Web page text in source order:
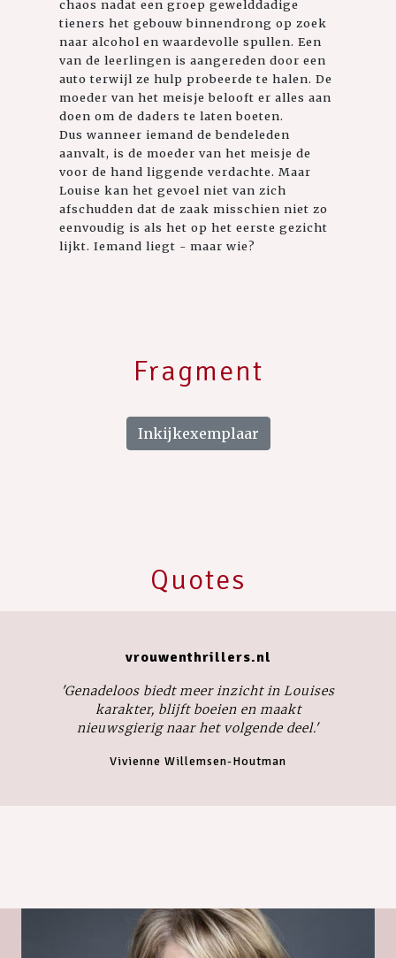
chaos nadat een groep gewelddadige
tieners het gebouw binnendrong op zoek
naar alcohol en waardevolle spullen. Een
van de leerlingen is aangereden door een
auto terwijl ze hulp probeerde te halen. De
moeder van het meisje belooft er alles aan
doen om de daders te laten boeten.
Dus wanneer iemand de bendeleden
aanvalt, is de moeder van het meisje de
voor de hand liggende verdachte. Maar
Louise kan het gevoel niet van zich
afschudden dat de zaak misschien niet zo
eenvoudig is als het op het eerste gezicht
lijkt. Iemand liegt - maar wie?
Fragment
Inkijkexemplaar
Quotes
vrouwenthrillers.nl
'Genadeloos biedt meer inzicht in Louises
karakter, blijft boeien en maakt
nieuwsgierig naar het volgende deel.'
Vivienne Willemsen-Houtman